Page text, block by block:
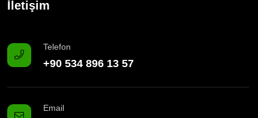
İletişim
Telefon
+90 534 896 13 57
Email